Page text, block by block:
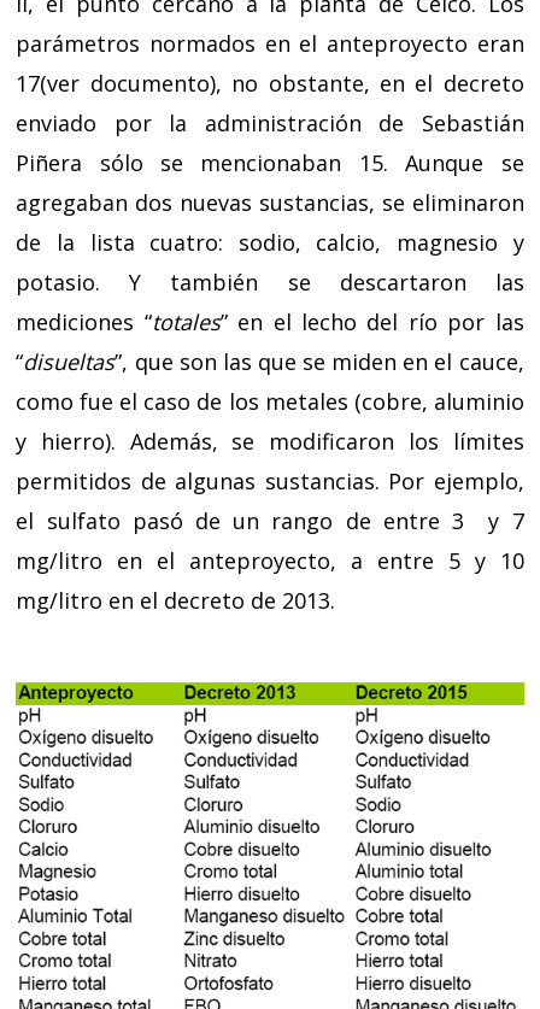
parámetros normados en el anteproyecto eran
17(ver documento), no obstante, en el decreto
enviado por la administración de Sebastián
Piñera sólo se mencionaban 15. Aunque se
agregaban dos nuevas sustancias, se eliminaron
de la lista cuatro: sodio, calcio, magnesio y
potasio. Y también se descartaron las
mediciones “totales” en el lecho del río por las
“disueltas”, que son las que se miden en el cauce,
como fue el caso de los metales (cobre, aluminio
y hierro). Además, se modificaron los límites
permitidos de algunas sustancias. Por ejemplo,
el sulfato pasó de un rango de entre 3 y 7
mg/litro en el anteproyecto, a entre 5 y 10
mg/litro en el decreto de 2013.